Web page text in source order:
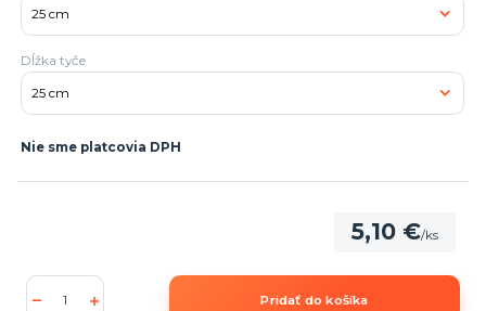
Dĺžka tyče
Nie sme platcovia DPH
5,10 €/ks
Pridať do košíka